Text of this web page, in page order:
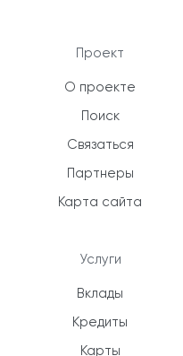
Проект
О проекте
Поиск
Связаться
Партнеры
Карта сайта
Услуги
Вклады
Кредиты
Карты